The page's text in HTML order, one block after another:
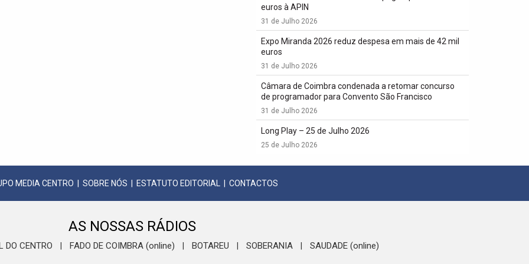
euros à APIN
31 de Julho 2026
Expo Miranda 2026 reduz despesa em mais de 42 mil
euros
31 de Julho 2026
Câmara de Coimbra condenada a retomar concurso
de programador para Convento São Francisco
31 de Julho 2026
Long Play – 25 de Julho 2026
25 de Julho 2026
MEDIA CENTRO SOBRE NÓS ESTATUTO EDITORIAL CONTACTOS
AS NOSSAS RÁDIOS
DO CENTRO FADO DE COIMBRA (online) BOTAREU SOBERANIA SAUDADE (online)